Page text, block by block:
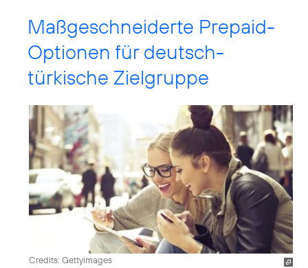
Maßgeschneiderte Prepaid-
Optionen für deutsch-
türkische Zielgruppe
Credits: Gettyimages